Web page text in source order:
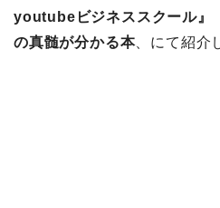
youtubeビジネススクール』
の真髄が分かる本、にて紹介